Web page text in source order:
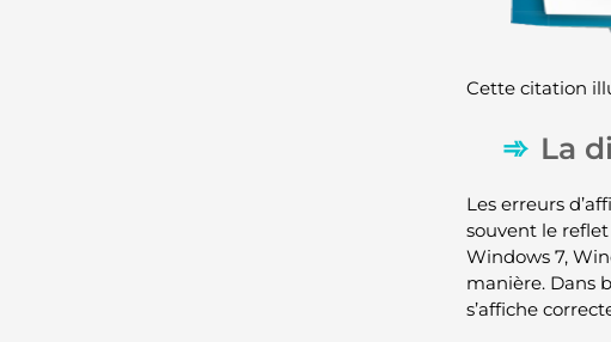
Cette citation
La
Les erreurs
souvent le
Windows 7,
manière. Dans
s’affiche